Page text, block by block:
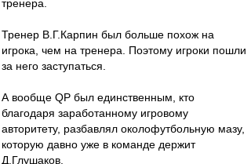
тренера.
Тренер В.Г.Карпин был больше похож на
игрока, чем на тренера. Поэтому игроки пошли
за него заступаться.
А вообще QP был единственным, кто
благодаря заработанному игровому
авторитету, разбавлял околофутбольную мазу,
которую давно уже в команде держит
Д.Глушаков.